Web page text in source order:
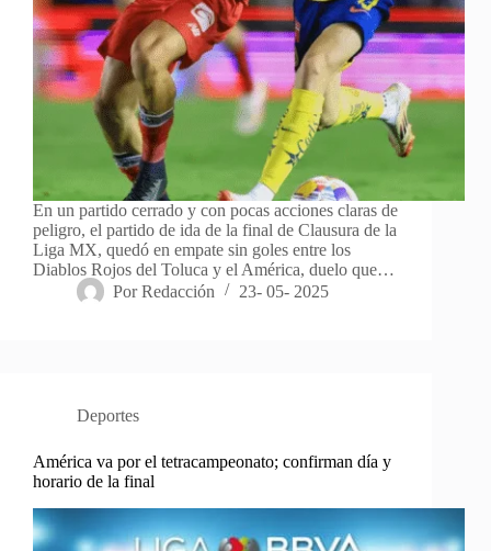
En un partido cerrado y con pocas acciones claras de
peligro, el partido de ida de la final de Clausura de la
Liga MX, quedó en empate sin goles entre los
Diablos Rojos del Toluca y el América, duelo que…
Por Redacción 23- 05- 2025
Deportes
América va por el tetracampeonato; confirman día y
horario de la final